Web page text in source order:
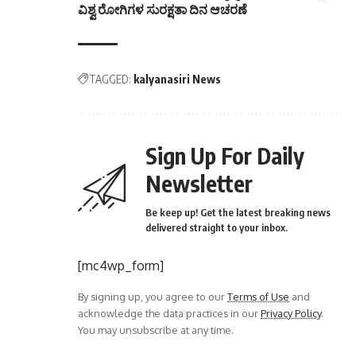
ವಿಶ್ವ ರೋಗಿಗಳ ಸುರಕ್ಷತಾ ದಿನ ಆಚರಣೆ
TAGGED: kalyanasiri News
Sign Up For Daily
Newsletter
Be keep up! Get the latest breaking news
delivered straight to your inbox.
[mc4wp_form]
By signing up, you agree to ourTerms of Use and
acknowledge the data practices in ourPrivacy Policy.
You may unsubscribe at any time.